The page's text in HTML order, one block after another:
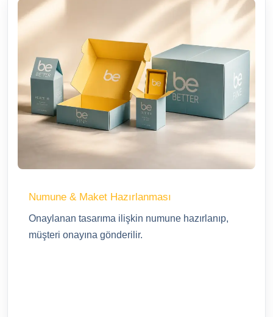
Numune & Maket Hazırlanması
Onaylanan tasarıma ilişkin numune hazırlanıp,
müşteri onayına gönderilir.